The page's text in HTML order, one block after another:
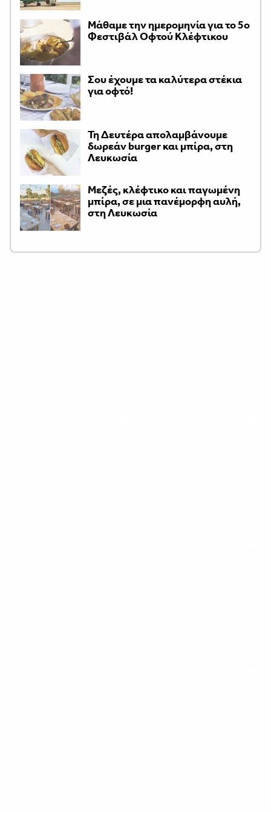
Μάθαμε την ημερομηνία για το 5ο
Φεστιβάλ Οφτού Κλέφτικου
Σου έχουμε τα καλύτερα στέκια
για οφτό!
Τη Δευτέρα απολαμβάνουμε
δωρεάν burger και μπίρα, στη
Λευκωσία
Μεζές, κλέφτικο και παγωμένη
μπίρα, σε μια πανέμορφη αυλή,
στη Λευκωσία